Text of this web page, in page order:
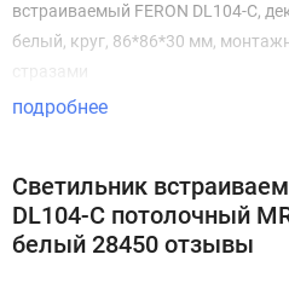
встраиваемый FERON DL104-C,
белый, круг, 86*86*30 мм,
стразами
подробнее
Светильник
DL104-C потолочный
белый 28450 отзывы